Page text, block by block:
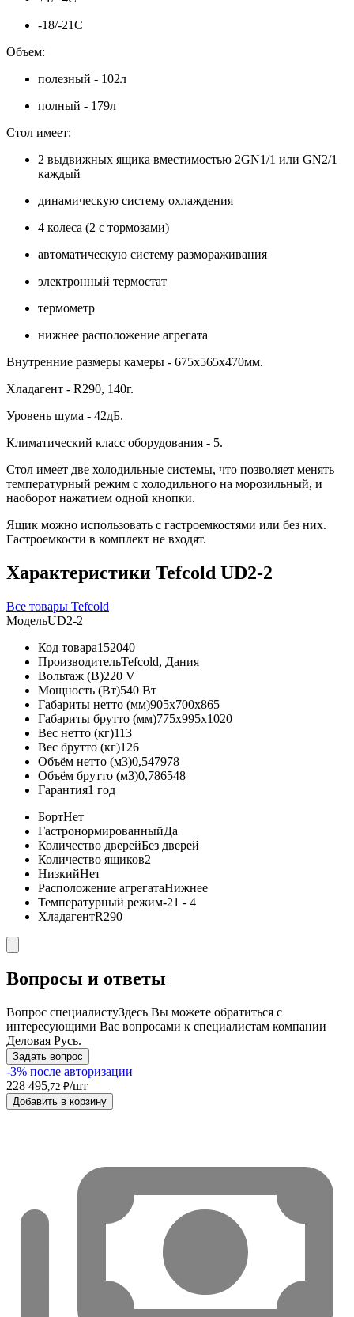
-18/-21С
Объем:
полезный - 102л
полный - 179л
Стол имеет:
2 выдвижных ящика вместимостью 2GN1/1 или GN2/1
каждый
динамическую систему охлаждения
4 колеса (2 с тормозами)
автоматическую систему размораживания
электронный термостат
термометр
нижнее расположение агрегата
Внутренние размеры камеры - 675x565x470мм.
Хладагент - R290, 140г.
Уровень шума - 42дБ.
Климатический класс оборудования - 5.
Стол имеет две холодильные системы, что позволяет менять
температурный режим с холодильного на морозильный, и
наоборот нажатием одной кнопки.
Ящик можно использовать с гастроемкостями или без них.
Гастроемкости в комплект не входят.
Характеристики Tefcold UD2-2
Все товары Tefcold
МодельUD2-2
Код товара152040
ПроизводительTefcold, Дания
Вольтаж (В)220 V
Мощность (Вт)540 Вт
Габариты нетто (мм)905x700x865
Габариты брутто (мм)775x995x1020
Вес нетто (кг)113
Вес брутто (кг)126
Объём нетто (м3)0,547978
Объём брутто (м3)0,786548
Гарантия1 год
БортНет
ГастронормированныйДа
Количество дверейБез дверей
Количество ящиков2
НизкийНет
Расположение агрегатаНижнее
Температурный режим-21 - 4
ХладагентR290
Вопросы и ответы
Вопрос специалистуЗдесь Вы можете обратиться с
интересующими Вас вопросами к специалистам компании
Деловая Русь.
Задать вопрос
-3% после авторизации
228 495,72 ₽/шт
Добавить в корзину